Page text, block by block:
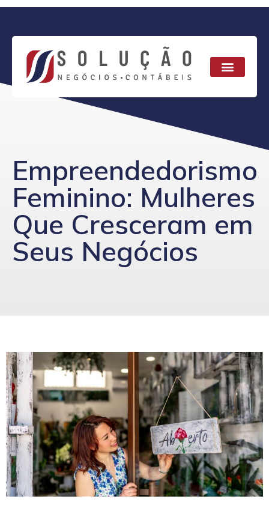
Empreendedorismo
Feminino: Mulheres
Que Cresceram em
Seus Negócios